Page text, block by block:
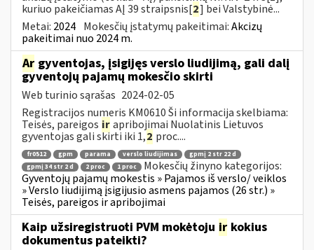
kuriuo pakeičiamas AĮ 39 straipsnis[2] bei Valstybinė...
Metai: 2024 Mokesčių įstatymų pakeitimai:Akcizų
pakeitimai nuo 2024 m.
Ar gyventojas, įsigijęs verslo liudijimą, gali dalį
gyventojų pajamų mokesčio skirti
Web turinio sąrašas 2024-02-05
Registracijos numeris KM0610 Ši informacija skelbiama:
Teisės, pareigos irapribojimai Nuolatinis Lietuvos
gyventojas gali skirti iki 1,2 proc....
fr0512 gpm parama verslo liudijimas
gpmį 2 str 22 d
gpmį 34 str 2 d
2 proc 1 proc
Mokesčių žinyno kategorijos:
Gyventojų pajamų mokestis » Pajamos iš verslo/ veiklos
» Verslo liudijimą įsigijusio asmens pajamos (26 str.) »
Teisės, pareigos ir apribojimai
Kaip užsiregistruoti PVM mokėtoju ir kokius
dokumentus pateikti?